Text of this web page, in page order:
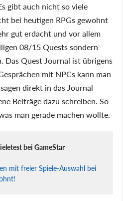
gibt auch nicht so viele
bei heutigen RPGs gewohnt
gut erdacht und vor allem
08/15 Quests sondern
Das Quest Journal ist übrigens
mit NPCs kann man
direkt in das Journal
Beiträge dazu schreiben. So
man gerade machen wollte.
bei GameStar
mit freier Spiele-Auswahl bei